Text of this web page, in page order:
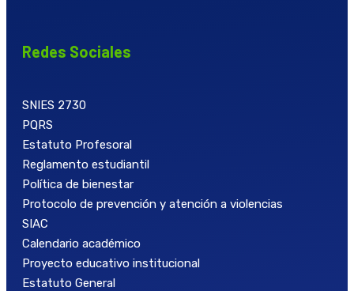
Redes Sociales
SNIES 2730
PQRS
Estatuto Profesoral
Reglamento estudiantil
Política de bienestar
Protocolo de prevención y atención a violencias
SIAC
Calendario académico
Proyecto educativo institucional
Estatuto General